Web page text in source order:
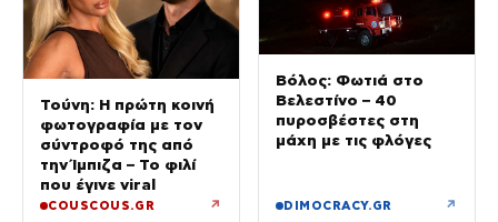
Τούνη: Η πρώτη κοινή
φωτογραφία με τον
σύντροφό της από
την Ίμπιζα – Το φιλί
που έγινε viral
COUSCOUS.GR ↗
Βόλος: Φωτιά στο
Βελεστίνο – 40
πυροσβέστες στη
μάχη με τις φλόγες
DIMOCRACY.GR ↗